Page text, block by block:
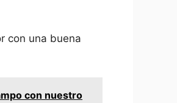
con una buena
con nuestro